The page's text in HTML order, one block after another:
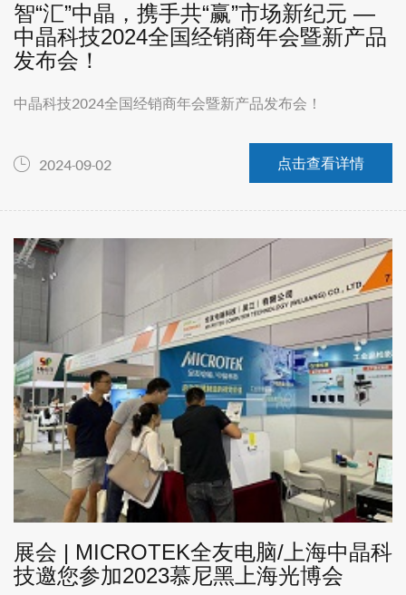
智“汇”中晶，携手共“赢”市场新纪元 —
中晶科技2024全国经销商年会暨新产品
发布会！
中晶科技2024全国经销商年会暨新产品发布会！
2024-09-02 点击查看详情
展会 | MICROTEK全友电脑/上海中晶科
技邀您参加2023慕尼黑上海光博会